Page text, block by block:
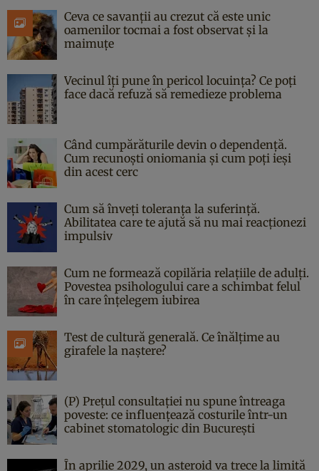
Ceva ce savanții au crezut că este unic
oamenilor tocmai a fost observat și la
maimuțe
Vecinul îți pune în pericol locuința? Ce poți
face dacă refuză să remedieze problema
Când cumpărăturile devin o dependență.
Cum recunoști oniomania și cum poți ieși
din acest cerc
Cum să înveți toleranța la suferință.
Abilitatea care te ajută să nu mai reacționezi
impulsiv
Cum ne formează copilăria relațiile de adulți.
Povestea psihologului care a schimbat felul
în care înțelegem iubirea
Test de cultură generală. Ce înălțime au
girafele la naștere?
(P) Prețul consultației nu spune întreaga
poveste: ce influențează costurile într-un
cabinet stomatologic din București
În aprilie 2029, un asteroid va trece la limită